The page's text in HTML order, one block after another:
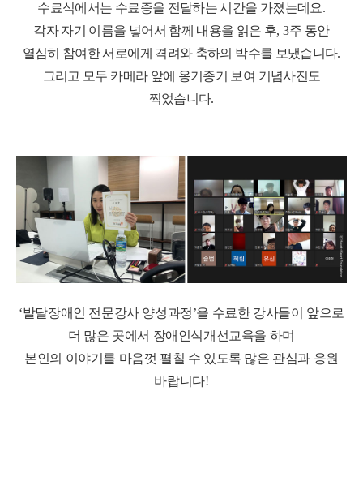
수료식에서는 수료증을 전달하는 시간을 가졌는데요.
각자 자기 이름을 넣어서 함께 내용을 읽은 후, 3주 동안
열심히 참여한 서로에게 격려와 축하의 박수를 보냈습니다.
그리고 모두 카메라 앞에 옹기종기 보여 기념사진도
찍었습니다.
‘발달장애인 전문강사 양성과정’을 수료한 강사들이 앞으로
더 많은 곳에서 장애인식개선교육을 하며
본인의 이야기를 마음껏 펼칠 수 있도록 많은 관심과 응원
바랍니다!